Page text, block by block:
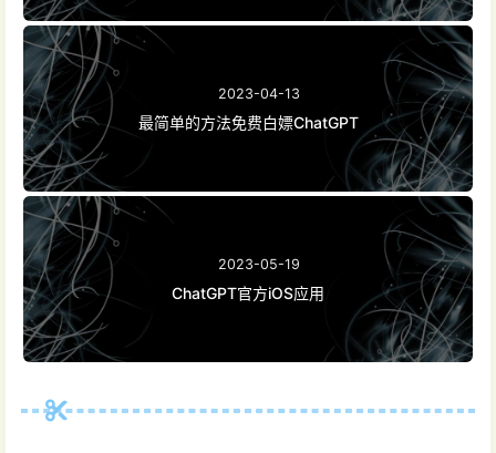
2023-04-13
最简单的方法免费白嫖ChatGPT
2023-05-19
ChatGPT官方iOS应用